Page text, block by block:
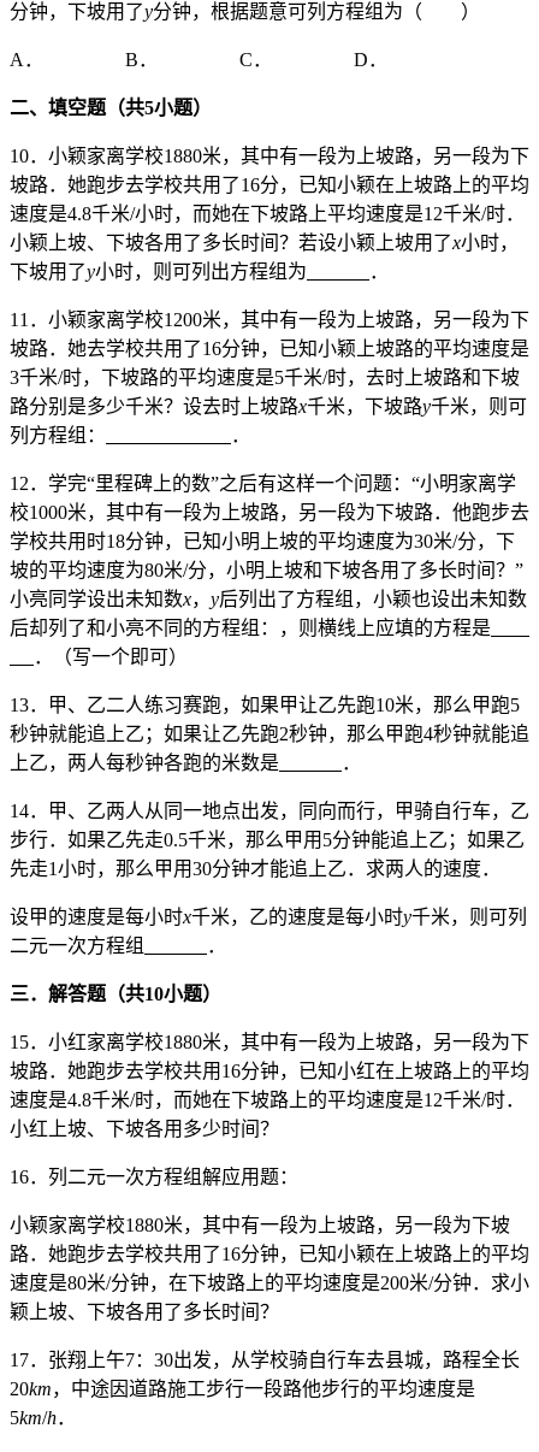
分钟，下坡用了y分钟，根据题意可列方程组为（ ）
A． B． C． D．
二、填空题（共5小题）
10．小颖家离学校1880米，其中有一段为上坡路，另一段为下
坡路．她跑步去学校共用了16分，已知小颖在上坡路上的平均
速度是4.8千米/小时，而她在下坡路上平均速度是12千米/时．
小颖上坡、下坡各用了多长时间？若设小颖上坡用了x小时，
下坡用了y小时，则可列出方程组为 ．
11．小颖家离学校1200米，其中有一段为上坡路，另一段为下
坡路．她去学校共用了16分钟，已知小颖上坡路的平均速度是
3千米/时，下坡路的平均速度是5千米/时，去时上坡路和下坡
路分别是多少千米？设去时上坡路x千米，下坡路y千米，则可
列方程组：
．
12．学完“里程碑上的数”之后有这样一个问题：“小明家离学
校1000米，其中有一段为上坡路，另一段为下坡路．他跑步去
学校共用时18分钟，已知小明上坡的平均速度为30米/分，下
坡的平均速度为80米/分，小明上坡和下坡各用了多长时间？”
小亮同学设出未知数x， y后列出了方程组，小颖也设出未知数
后却列了和小亮不同的方程组：，则横线上应填的方程是
．（写一个即可）
13．甲、乙二人练习赛跑，如果甲让乙先跑10米，那么甲跑5
秒钟就能追上乙；如果让乙先跑2秒钟，那么甲跑4秒钟就能追
上乙，两人每秒钟各跑的米数是
．
14．甲、乙两人从同一地点出发，同向而行，甲骑自行车，乙
步行．如果乙先走0.5千米，那么甲用5分钟能追上乙；如果乙
先走1小时，那么甲用30分钟才能追上乙．求两人的速度．
设甲的速度是每小时x千米，乙的速度是每小时y千米，则可列
二元一次方程组
．
三．解答题（共10小题）
15．小红家离学校1880米，其中有一段为上坡路，另一段为下
坡路．她跑步去学校共用16分钟，已知小红在上坡路上的平均
速度是4.8千米/时，而她在下坡路上的平均速度是12千米/时．
小红上坡、下坡各用多少时间？
16．列二元一次方程组解应用题：
小颖家离学校1880米，其中有一段为上坡路，另一段为下坡
路．她跑步去学校共用了16分钟，已知小颖在上坡路上的平均
速度是80米/分钟，在下坡路上的平均速度是200米/分钟．求小
颖上坡、下坡各用了多长时间？
17．张翔上午7：30出发，从学校骑自行车去县城，路程全长
20km，中途因道路施工步行一段路他步行的平均速度是
5km/h．